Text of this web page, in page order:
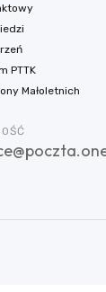
PTTK
Małoletnich